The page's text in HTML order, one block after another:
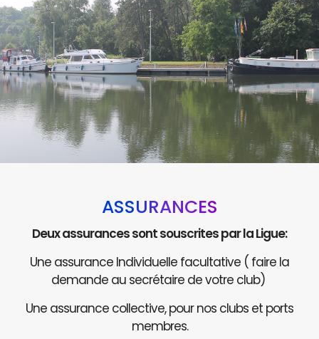
ASSURANCES
Deux assurances sont souscrites par la Ligue:
Une assurance Individuelle facultative ( faire la
demande au secrétaire de votre club)
Une assurance collective, pour nos clubs et ports
membres.